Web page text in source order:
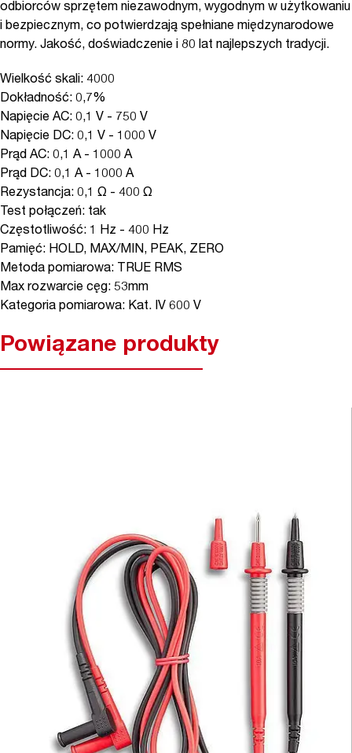
odbiorców sprzętem niezawodnym, wygodnym w użytkowaniu
i bezpiecznym, co potwierdzają spełniane międzynarodowe
normy. Jakość, doświadczenie i 80 lat najlepszych tradycji.
Wielkość skali: 4000
Dokładność: 0,7%
Napięcie AC: 0,1 V - 750 V
Napięcie DC: 0,1 V - 1000 V
Prąd AC: 0,1 A - 1000 A
Prąd DC: 0,1 A - 1000 A
Rezystancja: 0,1 Ω - 400 Ω
Test połączeń: tak
Częstotliwość: 1 Hz - 400 Hz
Pamięć: HOLD, MAX/MIN, PEAK, ZERO
Metoda pomiarowa: TRUE RMS
Max rozwarcie cęg: 53mm
Kategoria pomiarowa: Kat. IV 600 V
Powiązane produkty